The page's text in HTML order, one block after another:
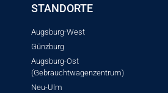
STANDORTE
Augsburg-West
Günzburg
Augsburg-Ost
(Gebrauchtwagenzentrum)
Neu-Ulm